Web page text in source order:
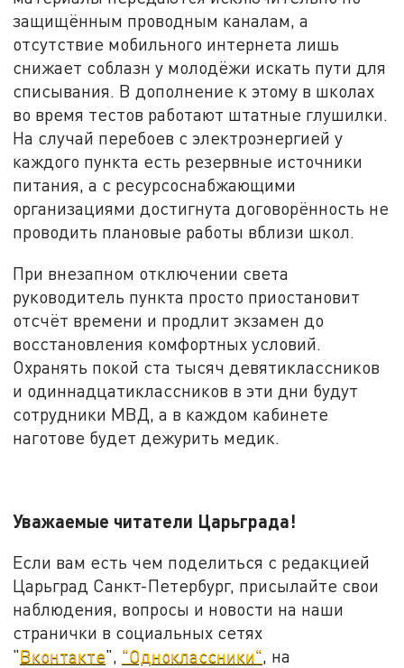
защищённым проводным каналам, а
отсутствие мобильного интернета лишь
снижает соблазн у молодёжи искать пути для
списывания. В дополнение к этому в школах
во время тестов работают штатные глушилки.
На случай перебоев с электроэнергией у
каждого пункта есть резервные источники
питания, а с ресурсоснабжающими
организациями достигнута договорённость не
проводить плановые работы вблизи школ.
При внезапном отключении света
руководитель пункта просто приостановит
отсчёт времени и продлит экзамен до
восстановления комфортных условий.
Охранять покой ста тысяч девятиклассников
и одиннадцатиклассников в эти дни будут
сотрудники МВД, а в каждом кабинете
наготове будет дежурить медик.
Уважаемые читатели Царьграда!
Если вам есть чем поделиться с редакцией
Царьград Санкт-Петербург, присылайте свои
наблюдения, вопросы и новости на наши
странички в социальных сетях
"Вконтакте", "Одноклассники", на